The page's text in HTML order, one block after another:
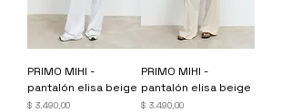
PRIMO MIHI -
pantalón elisa beige
Precio
$ 3.490,00
PRIMO MIHI -
pantalón elisa beige
Precio
$ 3.490,00